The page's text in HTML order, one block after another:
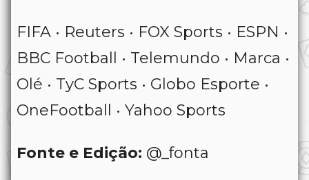
FIFA • Reuters • FOX Sports • ESPN •
BBC Football • Telemundo • Marca •
Olé • TyC Sports • Globo Esporte •
OneFootball • Yahoo Sports
Fonte e Edição: @_fonta